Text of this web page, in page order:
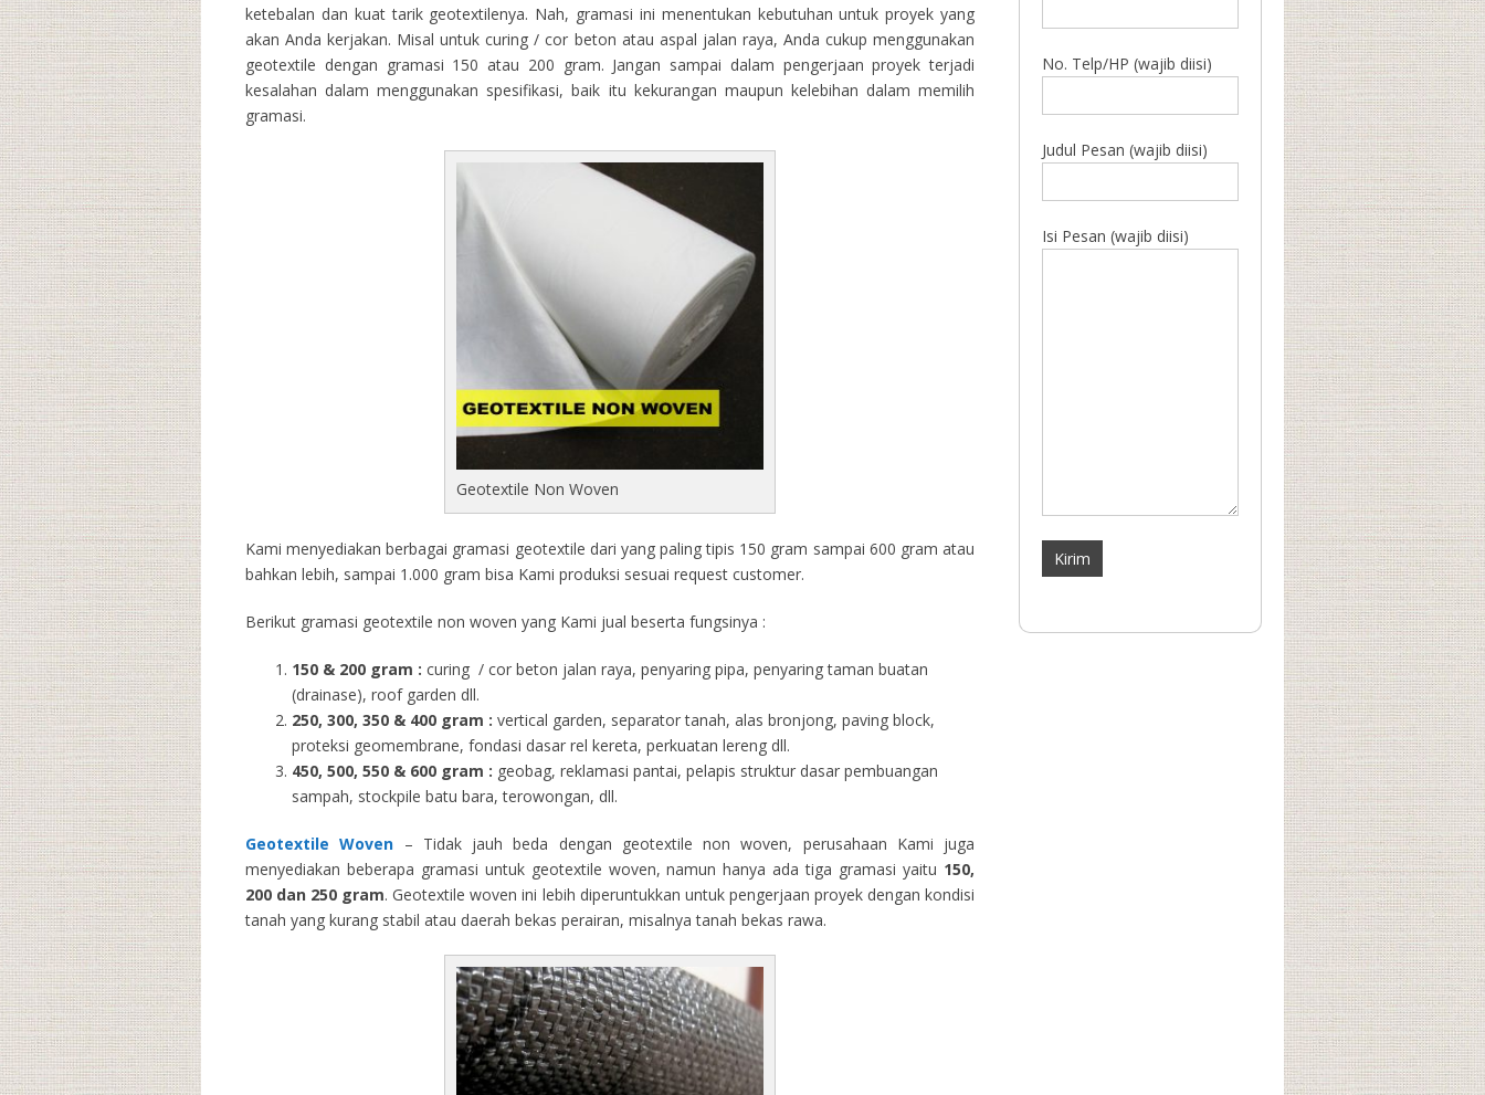
ketebalan dan kuat tarik geotextilenya. Nah, gramasi ini menentukan kebutuhan untuk proyek yang
akan Anda kerjakan. Misal untuk curing / cor beton atau aspal jalan raya, Anda cukup menggunakan
geotextile dengan gramasi 150 atau 200 gram. Jangan sampai dalam pengerjaan proyek terjadi
kesalahan dalam menggunakan spesifikasi, baik itu kekurangan maupun kelebihan dalam memilih
gramasi.
Geotextile Non Woven
Kami menyediakan berbagai gramasi geotextile dari yang paling tipis 150 gram sampai 600 gram atau
bahkan lebih, sampai 1.000 gram bisa Kami produksi sesuai request customer.
Berikut gramasi geotextile non woven yang Kami jual beserta fungsinya :
150 & 200 gram : curing / cor beton jalan raya, penyaring pipa, penyaring taman buatan
(drainase), roof garden dll.
250, 300, 350 & 400 gram : vertical garden, separator tanah, alas bronjong, paving block,
proteksi geomembrane, fondasi dasar rel kereta, perkuatan lereng dll.
450, 500, 550 & 600 gram : geobag, reklamasi pantai, pelapis struktur dasar pembuangan
sampah, stockpile batu bara, terowongan, dll.
Geotextile Woven – Tidak jauh beda dengan geotextile non woven, perusahaan Kami juga
menyediakan beberapa gramasi untuk geotextile woven, namun hanya ada tiga gramasi yaitu 150,
200 dan 250 gram. Geotextile woven ini lebih diperuntukkan untuk pengerjaan proyek dengan kondisi
tanah yang kurang stabil atau daerah bekas perairan, misalnya tanah bekas rawa.
No. Telp/HP (wajib diisi)
Judul Pesan (wajib diisi)
Isi Pesan (wajib diisi)